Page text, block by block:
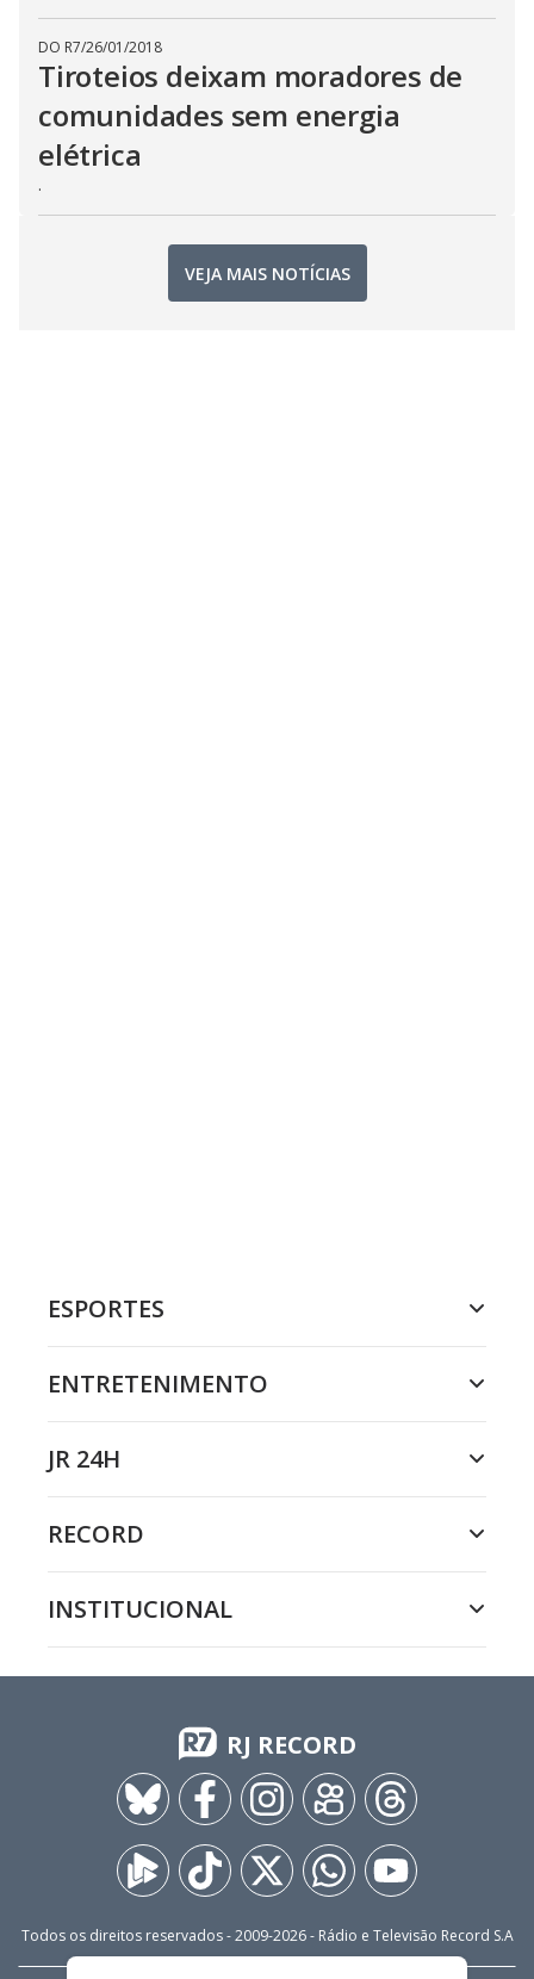
DO R7/26/01/2018
Tiroteios deixam moradores de
comunidades sem energia
elétrica
.
VEJA MAIS NOTÍCIAS
ESPORTES
ENTRETENIMENTO
JR 24H
RECORD
INSTITUCIONAL
RJ RECORD
Todos os direitos reservados - 2009-2026- Rádio e Televisão Record S.A